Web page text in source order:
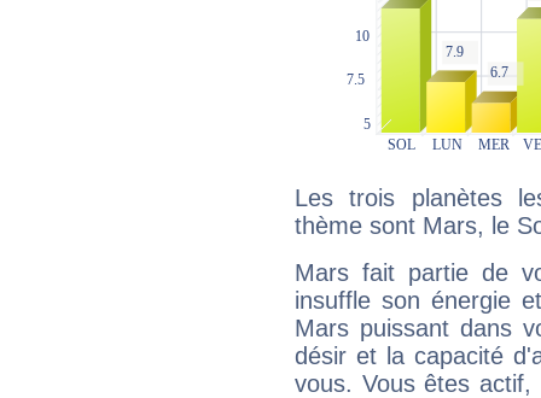
Les trois planètes
thème sont Mars, le
Mars fait partie de
insuffle son énergie
Mars puissant dans
désir et la capacité
vous. Vous êtes